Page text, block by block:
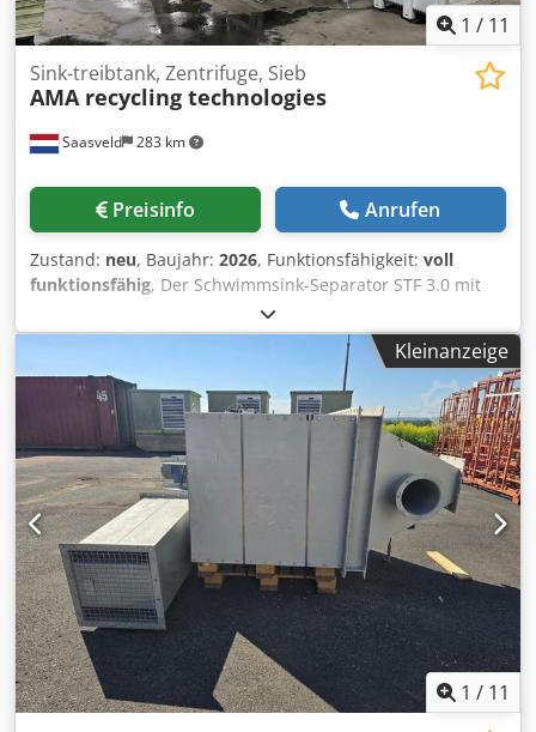
1 / 11
Saasveld 283 km
Sink-treibtank, Zentrifuge, Sieb
AMA recycling technologies
Preisinfo Anrufen
Zustand: neu, Baujahr: 2026, Funktionsfähigkeit: voll
funktionsfähig, Der Schwimmsink-Separator STF 3.0 mit
hocheffiziente Zentrifuge SP1000 Mk2 und VS1 Wassersieb.
Eine kompakte, aber leistungsstarke Waschanlage, die
wartungsarm ist und bis zu 3000 kg/h harte Kunststoffe
waschen/sortieren kann. Dkjdoxhf H Njpfx Al Nsr Die
Maschinen sind komplett aus Edelstahl 304 gefertigt, so
dass Salzlösungen problemlos eingesetzt werden können.
Ein Zink-Schwimmtank mit Zentrifuge, Wassersieb und Big-
Bag-Station ist vorrätig und schnell lieferbar; weitere
Maschinen sind auf Bestellung erhältlich. Fragen Sie uns
nach weiteren Informationen.
Kleinanzeige
1 / 11